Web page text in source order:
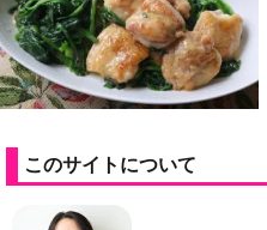
このサイトについて